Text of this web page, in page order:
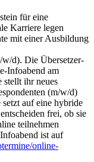
für eine
Karriere legen
mit einer Ausbildung
w/d). Die Übersetzer-
Infoabend am
stellt ihr neues
(m/w/d)
auf eine hybride
frei, ob sie
teilnehmen
ist auf
online-